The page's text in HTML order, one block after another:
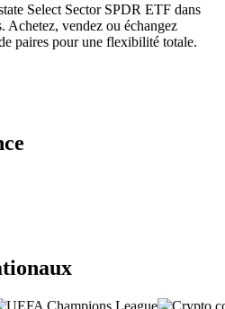
Select Sector SPDR ETF dans
vendez ou échangez
paires pour une flexibilité totale.